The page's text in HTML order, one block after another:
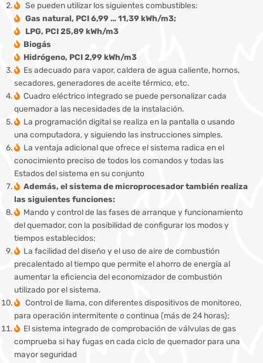
Se pueden utilizar los siguientes combustibles:
Gas natural, PCI 6,99 … 11,39 kWh/m3;
LPG, PCI 25,89 kWh/m3
Biogás
Hidrógeno, PCI 2,99 kWh/m3
Es adecuado para vapor, caldera de agua caliente, hornos,
secadores, generadores de aceite térmico, etc.
Cuadro eléctrico integrado se puede personalizar cada
quemador a las necesidades de la instalación.
La programación digital se realiza en la pantalla o usando
una computadora, y siguiendo las instrucciones simples.
La ventaja adicional que ofrece el sistema radica en el
conocimiento preciso de todos los comandos y todas las
Estados del sistema en su conjunto
Además, el sistema de microprocesador también realiza
las siguientes funciones:
Mando y control de las fases de arranque y funcionamiento
del quemador, con la posibilidad de configurar los modos y
tiempos establecidos;
La facilidad del diseño y el uso de aire de combustión
precalentado al tiempo que permite el ahorro de energía al
aumentar la eficiencia del economizador de combustión
utilizado por el sistema.
Control de llama, con diferentes dispositivos de monitoreo,
para operación intermitente o continua (más de 24 horas);
El sistema integrado de comprobación de válvulas de gas
comprueba si hay fugas en cada ciclo de quemador para una
mayor seguridad